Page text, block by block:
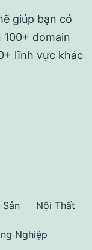
giúp bạn có
domain
lĩnh vực khác
Nội Thất
Nghiệp